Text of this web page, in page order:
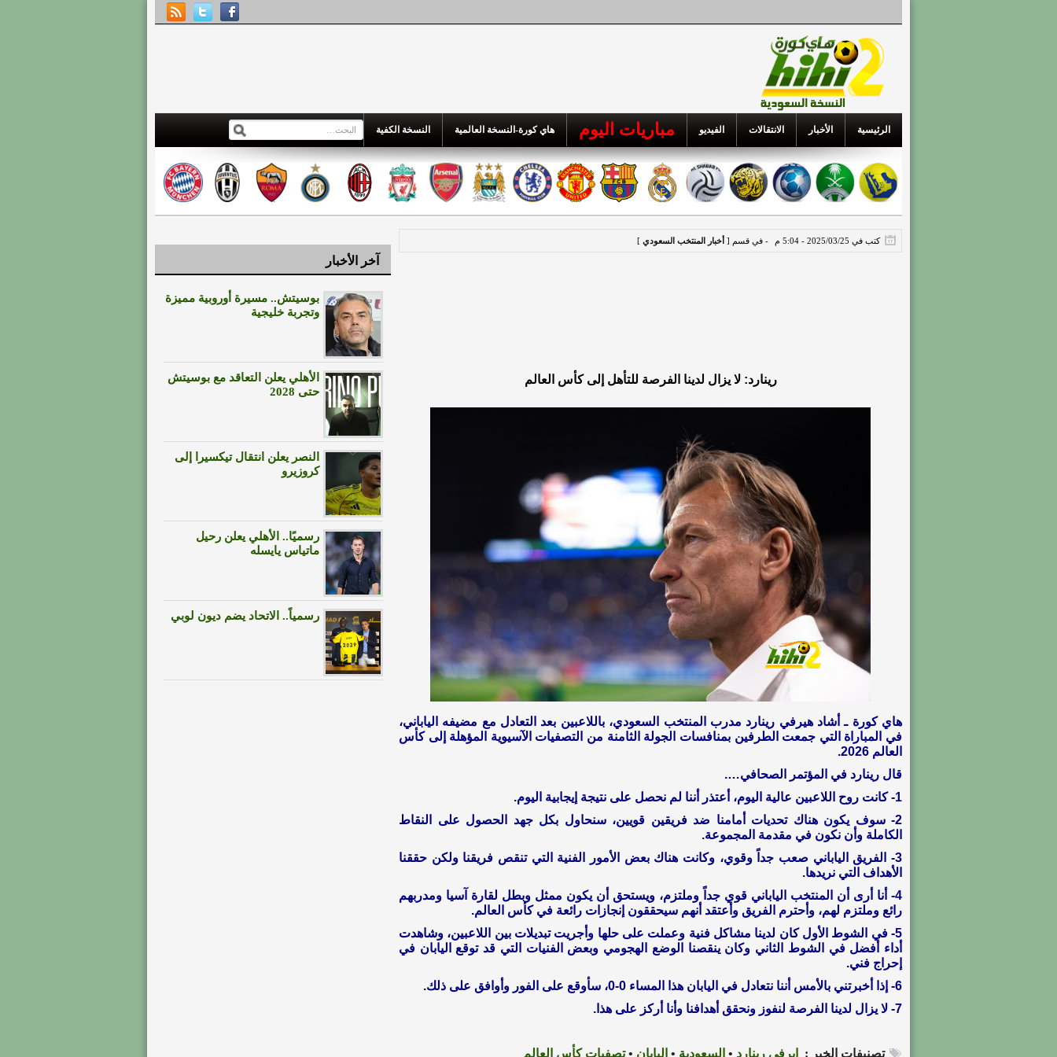
الرئيسية الأخبار الانتقالات الفيديو مباريات اليوم هاي كورة-النسخة العالمية النسخة الكفية
كتب في 2025/03/25 - 5:04 م - في قسم [ أخبار المنتخب السعودي ]
رينارد: لا يزال لدينا الفرصة للتأهل إلى كأس العالم
هاي كورة ـ أشاد هيرفي رينارد مدرب ‎المنتخب السعودي، باللاعبين بعد التعادل مع مضيفه الياباني،
في المباراة التي جمعت الطرفين بمنافسات الجولة الثامنة من التصفيات الآسيوية المؤهلة إلى كأس
العالم 2026.
قال رينارد في المؤتمر الصحافي….
1- كانت روح اللاعبين عالية اليوم، أعتذر أننا لم نحصل على نتيجة إيجابية اليوم.
2- سوف يكون هناك تحديات أمامنا ضد فريقين قويين، سنحاول بكل جهد الحصول على النقاط
الكاملة وأن نكون في مقدمة المجموعة.
3- الفريق الياباني صعب جداً وقوي، وكانت هناك بعض الأمور الفنية التي تنقص فريقنا ولكن حققنا
الأهداف التي نريدها.
4- أنا أرى أن المنتخب الياباني قوي جداً وملتزم، ويستحق أن يكون ممثل وبطل لقارة آسيا ومدربهم
رائع وملتزم لهم، وأحترم الفريق وأعتقد أنهم سيحققون إنجازات رائعة في كأس العالم.
5- في الشوط الأول كان لدينا مشاكل فنية وعملت على حلها وأجريت تبديلات بين اللاعبين، وشاهدت
أداء أفضل في الشوط الثاني وكان ينقصنا الوضع الهجومي وبعض الفنيات التي قد توقع اليابان في
إحراج فني.
6- إذا أخبرتني بالأمس أننا نتعادل في اليابان هذا المساء 0-0، سأوقع على الفور وأوافق على ذلك.
7- لا يزال لدينا الفرصة لنفوز ونحقق أهدافنا وأنا أركز على هذا.
تصنيفات الخبر : إيرفي رينارد • السعودية • اليابان •تصفيات كأس العالم
آخر الأخبار
بوسيتش.. مسيرة أوروبية مميزة
وتجربة خليجية
الأهلي يعلن التعاقد مع بوسيتش
حتى 2028
النصر يعلن انتقال تيكسيرا إلى
كروزيرو
رسميًا.. الأهلي يعلن رحيل
ماتياس يايسله
رسمياً.. الاتحاد يضم ديون لوبي